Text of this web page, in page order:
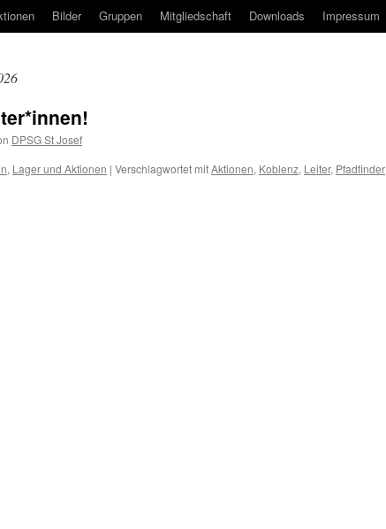
Bilder Gruppen Mitgliedschaft Downloads Impressum
DPSG St Josef
, Lager und Aktionen | Verschlagwortet mitAktionen, Koblenz, Leiter, Pfadfinder